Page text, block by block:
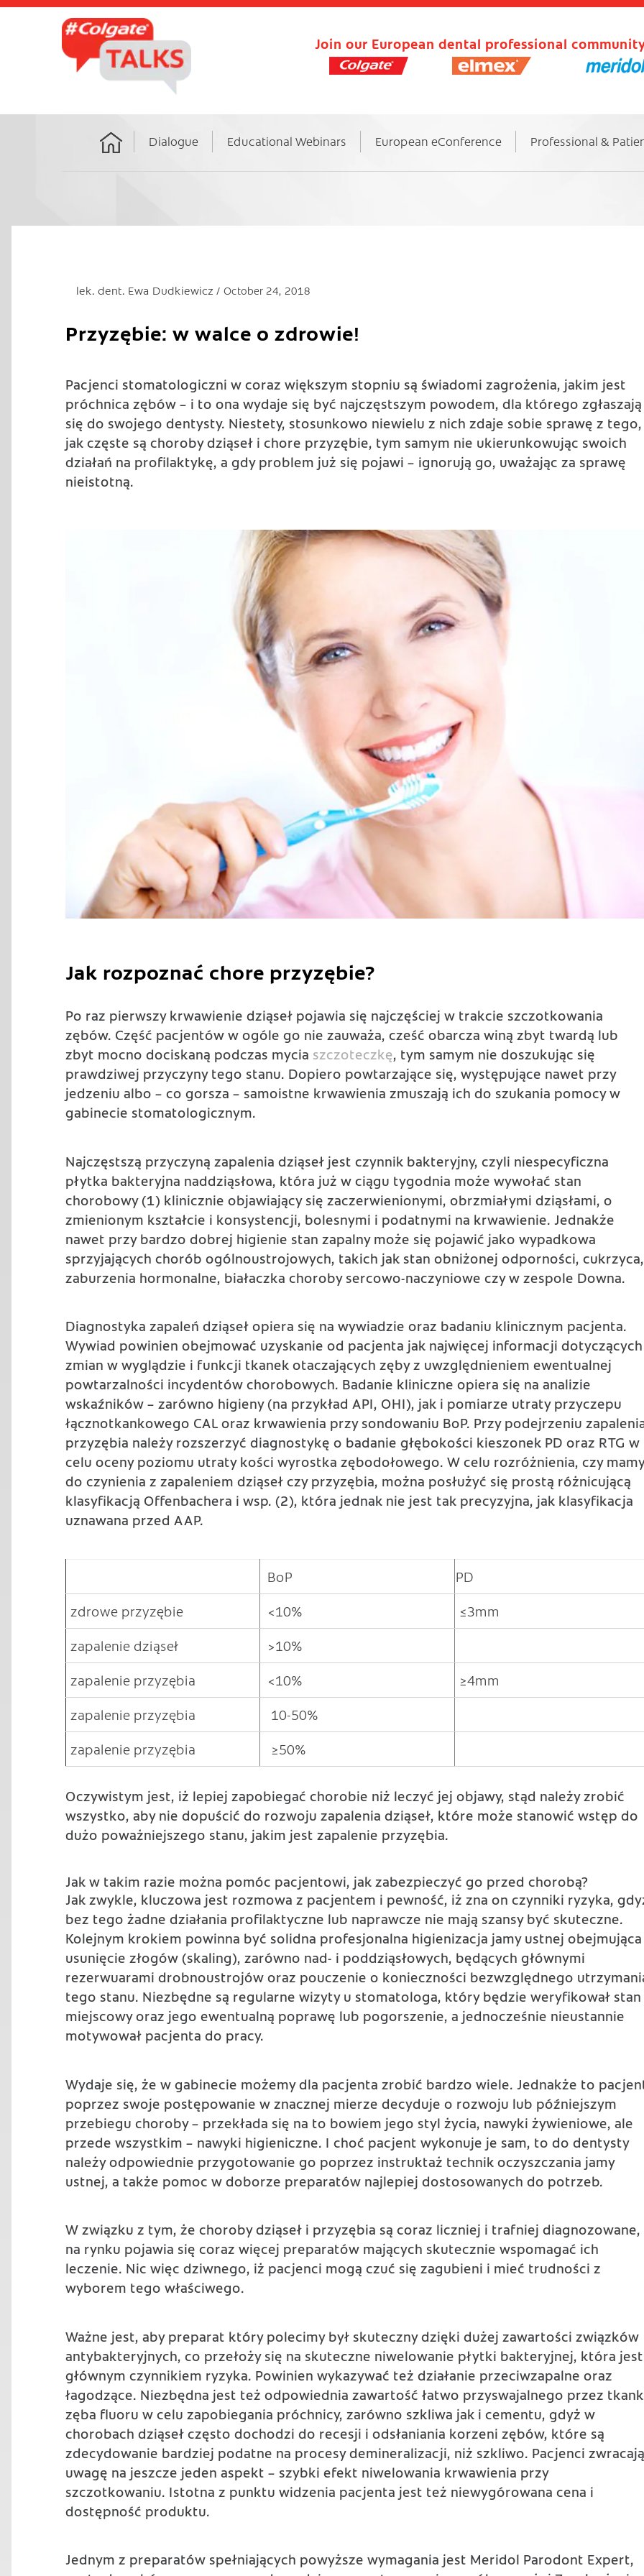
Join our European dental professional
Home
Dialogue Educational Webinars European eConference Professional &
lek. dent. Ewa Dudkiewicz October 24, 2018
Przyzębie: w walce o zdrowie!
Pacjenci stomatologiczni w coraz większym stopniu są świadomi zagrożenia, jakim jest
próchnica zębów – i to ona wydaje się być najczęstszym powodem, dla którego zgłaszają
się do swojego dentysty. Niestety, stosunkowo niewielu z nich zdaje sobie sprawę z tego,
jak częste są choroby dziąseł i chore przyzębie, tym samym nie ukierunkowując swoich
działań na profilaktykę, a gdy problem już się pojawi – ignorują go, uważając za sprawę
nieistotną.
Jak rozpoznać chore przyzębie?
Po raz pierwszy krwawienie dziąseł pojawia się najczęściej w trakcie szczotkowania
zębów. Część pacjentów w ogóle go nie zauważa, cześć obarcza winą zbyt twardą lub
zbyt mocno dociskaną podczas mycia szczoteczkę, tym samym nie doszukując się
prawdziwej przyczyny tego stanu. Dopiero powtarzające się, występujące nawet przy
jedzeniu albo – co gorsza – samoistne krwawienia zmuszają ich do szukania pomocy w
gabinecie stomatologicznym.
Najczęstszą przyczyną zapalenia dziąseł jest czynnik bakteryjny, czyli niespecyficzna
płytka bakteryjna naddziąsłowa, która już w ciągu tygodnia może wywołać stan
chorobowy (1) klinicznie objawiający się zaczerwienionymi, obrzmiałymi dziąsłami, o
zmienionym kształcie i konsystencji, bolesnymi i podatnymi na krwawienie. Jednakże
nawet przy bardzo dobrej higienie stan zapalny może się pojawić jako wypadkowa
sprzyjających chorób ogólnoustrojowych, takich jak stan obniżonej odporności, cukrzyca,
zaburzenia hormonalne, białaczka choroby sercowo-naczyniowe czy w zespole Downa.
Diagnostyka zapaleń dziąseł opiera się na wywiadzie oraz badaniu klinicznym pacjenta.
Wywiad powinien obejmować uzyskanie od pacjenta jak najwięcej informacji dotyczących
zmian w wyglądzie i funkcji tkanek otaczających zęby z uwzględnieniem ewentualnej
powtarzalności incydentów chorobowych. Badanie kliniczne opiera się na analizie
wskaźników – zarówno higieny (na przykład API, OHI), jak i pomiarze utraty przyczepu
łącznotkankowego CAL oraz krwawienia przy sondowaniu BoP. Przy podejrzeniu
przyzębia należy rozszerzyć diagnostykę o badanie głębokości kieszonek PD oraz RTG w
celu oceny poziomu utraty kości wyrostka zębodołowego. W celu rozróżnienia, czy mamy
do czynienia z zapaleniem dziąseł czy przyzębia, można posłużyć się prostą różnicującą
klasyfikacją Offenbachera i wsp. (2), która jednak nie jest tak precyzyjna, jak klasyfikacja
uznawana przed AAP.
BoP
PD
zdrowe przyzębie
<10%
≤3mm
zapalenie dziąseł
>10%
zapalenie przyzębia
<10%
≥4mm
zapalenie przyzębia
10-50%
zapalenie przyzębia
≥50%
Oczywistym jest, iż lepiej zapobiegać chorobie niż leczyć jej objawy, stąd należy zrobić
wszystko, aby nie dopuścić do rozwoju zapalenia dziąseł, które może stanowić wstęp do
dużo poważniejszego stanu, jakim jest zapalenie przyzębia.
Jak w takim razie można pomóc pacjentowi, jak zabezpieczyć go przed chorobą?
Jak zwykle, kluczowa jest rozmowa z pacjentem i pewność, iż zna on czynniki ryzyka,
bez tego żadne działania profilaktyczne lub naprawcze nie mają szansy być skuteczne.
Kolejnym krokiem powinna być solidna profesjonalna higienizacja jamy ustnej obejmująca
usunięcie złogów (skaling), zarówno nad- i poddziąsłowych, będących głównymi
rezerwuarami drobnoustrojów oraz pouczenie o konieczności bezwzględnego
tego stanu. Niezbędne są regularne wizyty u stomatologa, który będzie weryfikował stan
miejscowy oraz jego ewentualną poprawę lub pogorszenie, a jednocześnie nieustannie
motywował pacjenta do pracy.
Wydaje się, że w gabinecie możemy dla pacjenta zrobić bardzo wiele. Jednakże to
poprzez swoje postępowanie w znacznej mierze decyduje o rozwoju lub późniejszym
przebiegu choroby – przekłada się na to bowiem jego styl życia, nawyki żywieniowe, ale
przede wszystkim – nawyki higieniczne. I choć pacjent wykonuje je sam, to do dentysty
należy odpowiednie przygotowanie go poprzez instruktaż technik oczyszczania jamy
ustnej, a także pomoc w doborze preparatów najlepiej dostosowanych do potrzeb.
W związku z tym, że choroby dziąseł i przyzębia są coraz liczniej i trafniej diagnozowane,
na rynku pojawia się coraz więcej preparatów mających skutecznie wspomagać ich
leczenie. Nic więc dziwnego, iż pacjenci mogą czuć się zagubieni i mieć trudności z
wyborem tego właściwego.
Ważne jest, aby preparat który polecimy był skuteczny dzięki dużej zawartości związków
antybakteryjnych, co przełoży się na skuteczne niwelowanie płytki bakteryjnej, która jest
głównym czynnikiem ryzyka. Powinien wykazywać też działanie przeciwzapalne oraz
łagodzące. Niezbędna jest też odpowiednia zawartość łatwo przyswajalnego przez
zęba fluoru w celu zapobiegania próchnicy, zarówno szkliwa jak i cementu, gdyż w
chorobach dziąseł często dochodzi do recesji i odsłaniania korzeni zębów, które są
zdecydowanie bardziej podatne na procesy demineralizacji, niż szkliwo. Pacjenci zwracają
uwagę na jeszcze jeden aspekt – szybki efekt niwelowania krwawienia przy
szczotkowaniu. Istotna z punktu widzenia pacjenta jest też niewygórowana cena i
dostępność produktu.
Jednym z preparatów spełniających powyższe wymagania jest Meridol Parodont Expert,